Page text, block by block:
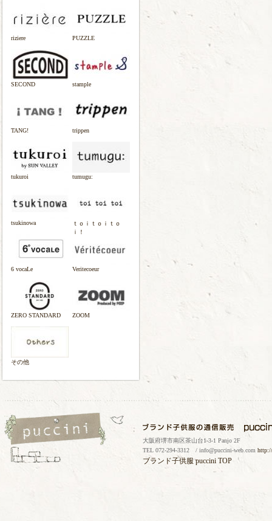
riziere PUZZLE
SECOND stample
TANG! trippen
tukuroi tumugu:
tsukinowa
ｔｏｉｔｏｉｔｏ
ｉ！
6 vocaLe Veritecoeur
ZERO STANDARD ZOOM
その他
大阪府堺市南区茶山台1-3-1 Panjo 2F
TEL 072-294-3312 / info@puccini-web.com
ブランド子供服puccini TOP